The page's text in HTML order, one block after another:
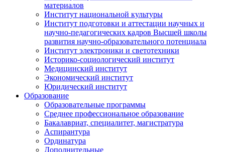
материалов
Институт национальной культуры
Институт подготовки и аттестации научных и
научно-педагогических кадров Высшей школы
развития научно-образовательного потенциала
Институт электроники и светотехники
Историко-социологический институт
Медицинский институт
Экономический институт
Юридический институт
Образование
Образовательные программы
Среднее профессиональное образование
Бакалавриат, специалитет, магистратура
Аспирантура
Ординатура
Дополнительные